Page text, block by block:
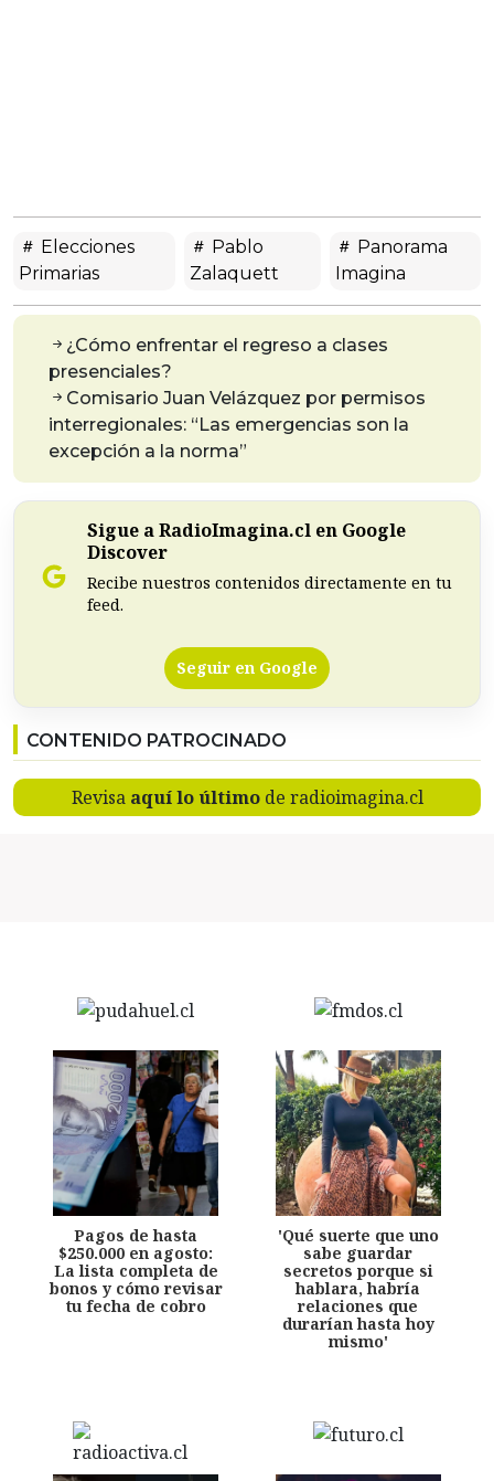
Elecciones
Primarias
Pablo
Zalaquett
Panorama
Imagina
¿Cómo enfrentar el regreso a clases
presenciales?
Comisario Juan Velázquez por permisos
interregionales: “Las emergencias son la
excepción a la norma”
Sigue a RadioImagina.cl en Google
Discover
Recibe nuestros contenidos directamente en tu
feed.
Seguir en Google
CONTENIDO PATROCINADO
Revisa aquí lo últimode radioimagina.cl
Pagos de hasta
$250.000 en agosto:
La lista completa de
bonos y cómo revisar
tu fecha de cobro
'Qué suerte que uno
sabe guardar
secretos porque si
hablara, habría
relaciones que
durarían hasta hoy
mismo'